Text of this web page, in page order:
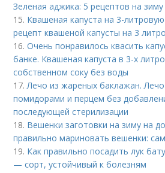
Зеленая аджика: 5 рецептов на зиму
15. Квашеная капуста на 3-
рецепт квашеной капусты на 3
16.Очень понравилось квасить
банке. Квашеная капуста в 3-х
собственном соку без воды
17.Лечо из жареных баклажан.
помидорами и перцем без
последующей стерилизации
18. Вешенки заготовки на зиму на
правильно мариновать вешенки:
19. Как правильно посадить лук
— сорт, устойчивый к болезням